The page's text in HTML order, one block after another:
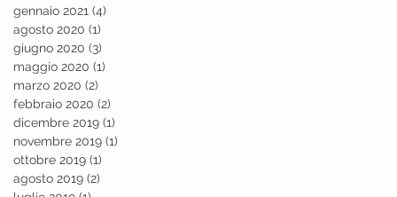
gennaio 2021 (4)
agosto 2020 (1)
giugno 2020 (3)
maggio 2020 (1)
marzo 2020 (2)
febbraio 2020 (2)
dicembre 2019 (1)
novembre 2019 (1)
ottobre 2019 (1)
agosto 2019 (2)